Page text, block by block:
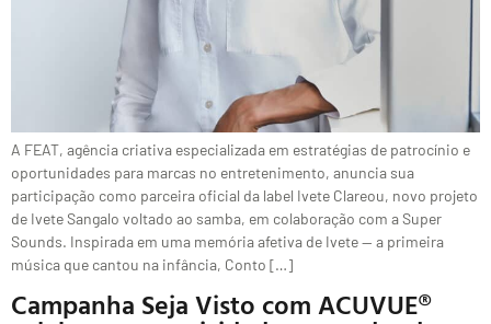
A FEAT, agência criativa especializada em estratégias de patrocínio e
oportunidades para marcas no entretenimento, anuncia sua
participação como parceira oficial da label Ivete Clareou, novo projeto
de Ivete Sangalo voltado ao samba, em colaboração com a Super
Sounds. Inspirada em uma memória afetiva de Ivete — a primeira
música que cantou na infância, Conto […]
Campanha Seja Visto com ACUVUE®